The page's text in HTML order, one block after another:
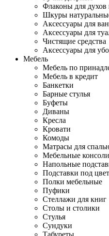
Флаконы для
Шкуры
Аксессуары для
Аксессуары для
Чистящие средства
Аксессуары для
Мебель
Мебель по
Мебель в кредит
Банкетки
Барные стулья
Буфеты
Диваны
Кресла
Кровати
Комоды
Матрасы для
Мебельные консоли
Напольные
Подставки под
Полки мебельные
Пуфики
Стеллажи для книг
Столы и столики
Стулья
Сундуки
Табуреты